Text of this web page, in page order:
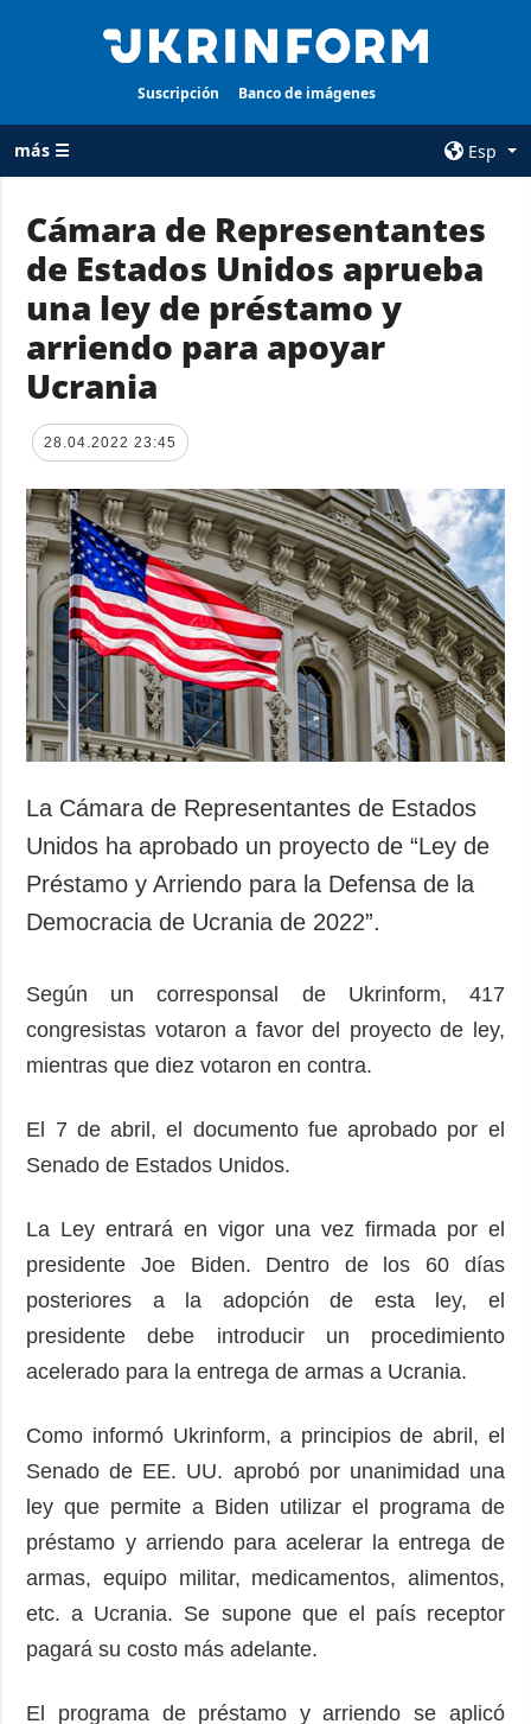
Suscripción Banco de imágenes
más ☰
Esp
TODAS LAS
CATEGORÍAS
Guerra
Reconstrucción
de Ucrania
Política
Economía
Defensa
Sociedad y
Cultura
Deportes
Crimen
Desastres y
emergencias
AGENCIA
sobre la agencia
contacto
condiciones de
privacidad y
protección de
datos personales
ADICIONAL
Podcasts
Publicaciones
Entrevistas
Releases
SERVICIOS
Suscripción
Banco de
imágenes
Cámara de Representantes
de Estados Unidos aprueba
una ley de préstamo y
arriendo para apoyar
Ucrania
28.04.2022 23:45
La Cámara de Representantes de Estados
Unidos ha aprobado un proyecto de “Ley de
Préstamo y Arriendo para la Defensa de la
Democracia de Ucrania de 2022”.
Según un corresponsal de Ukrinform, 417
congresistas votaron a favor del proyecto de ley,
mientras que diez votaron en contra.
El 7 de abril, el documento fue aprobado por el
Senado de Estados Unidos.
La Ley entrará en vigor una vez firmada por el
presidente Joe Biden. Dentro de los 60 días
posteriores a la adopción de esta ley, el
presidente debe introducir un procedimiento
acelerado para la entrega de armas a Ucrania.
Como informó Ukrinform, a principios de abril, el
Senado de EE. UU. aprobó por unanimidad una
ley que permite a Biden utilizar el programa de
préstamo y arriendo para acelerar la entrega de
armas, equipo militar, medicamentos, alimentos,
etc. a Ucrania. Se supone que el país receptor
pagará su costo más adelante.
El programa de préstamo y arriendo se aplicó